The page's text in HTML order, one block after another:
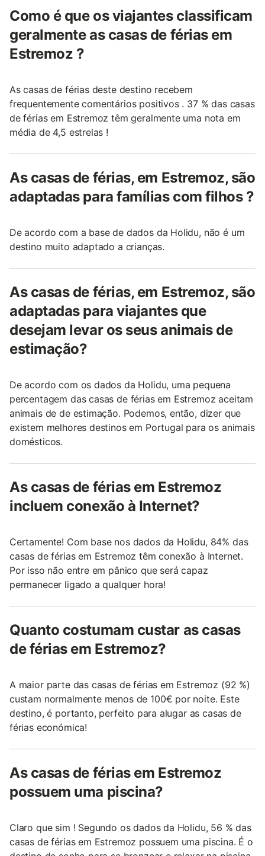
Como é que os viajantes classificam
geralmente as casas de férias em
Estremoz ?
As casas de férias deste destino recebem
frequentemente comentários positivos . 37 % das casas
de férias em Estremoz têm geralmente uma nota em
média de 4,5 estrelas !
As casas de férias, em Estremoz, são
adaptadas para famílias com filhos ?
De acordo com a base de dados da Holidu, não é um
destino muito adaptado a crianças.
As casas de férias, em Estremoz, são
adaptadas para viajantes que
desejam levar os seus animais de
estimação?
De acordo com os dados da Holidu, uma pequena
percentagem das casas de férias em Estremoz aceitam
animais de de estimação. Podemos, então, dizer que
existem melhores destinos em Portugal para os animais
domésticos.
As casas de férias em Estremoz
incluem conexão à Internet?
Certamente! Com base nos dados da Holidu, 84% das
casas de férias em Estremoz têm conexão à Internet.
Por isso não entre em pânico que será capaz
permanecer ligado a qualquer hora!
Quanto costumam custar as casas
de férias em Estremoz?
A maior parte das casas de férias em Estremoz (92 %)
custam normalmente menos de 100€ por noite. Este
destino, é portanto, perfeito para alugar as casas de
férias económica!
As casas de férias em Estremoz
possuem uma piscina?
Claro que sim ! Segundo os dados da Holidu, 56 % das
casas de férias em Estremoz possuem uma piscina. É o